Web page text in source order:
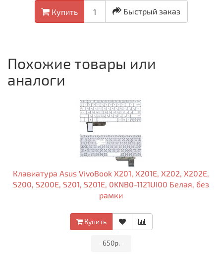
Купить Быстрый заказ
Похожие товары или
аналоги
Клавиатура Asus VivoBook X201, X201E, X202, X202E,
S200, S200E, S201, S201E, 0KNB0-1121UI00 Белая, без
рамки
Купить
650р.